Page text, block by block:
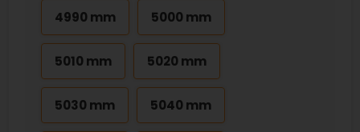
4990 mm 5000 mm
5010 mm 5020 mm
5030 mm 5040 mm